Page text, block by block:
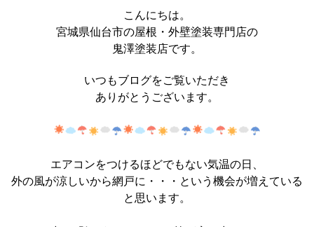
こんにちは。
宮城県仙台市の屋根・外壁塗装専門店の
鬼澤塗装店です。
いつもブログをご覧いただき
ありがとうございます。
エアコンをつけるほどでもない気温の日、
外の風が涼しいから網戸に・・・という機会が増えている
と思います。